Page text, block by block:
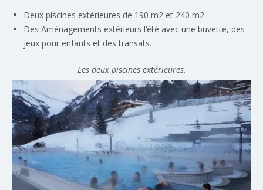
Deux piscines extérieures de 190 m2 et 240 m2.
Des Aménagements extérieurs l’été avec une buvette, des
jeux pour enfants et des transats.
Les deux piscines extérieures.